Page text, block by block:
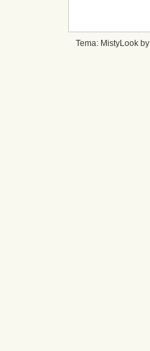
Tema: MistyLook by